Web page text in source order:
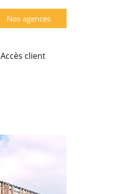
Nos agences
Accès client